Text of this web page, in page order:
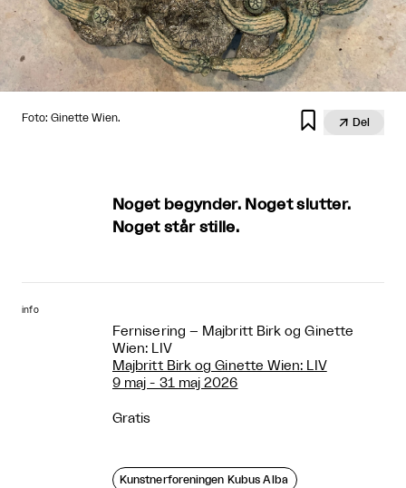
Foto: Ginette Wien.   Del
Noget begynder. Noget slutter.
Noget står stille.
info
Fernisering – Majbritt Birk og Ginette
Wien: LIV
Majbritt Birk og Ginette Wien: LIV
9 maj - 31 maj 2026
Gratis
Kunstnerforeningen Kubus Alba